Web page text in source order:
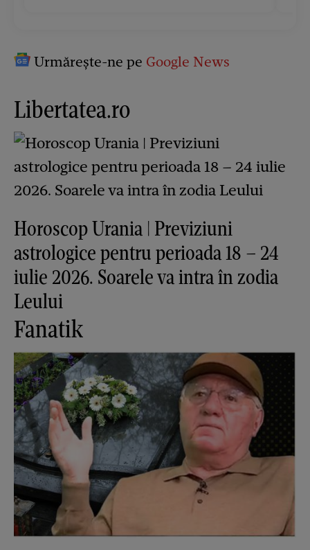
Urmărește-ne pe Google News
Libertatea.ro
Horoscop Urania | Previziuni
astrologice pentru perioada 18 – 24
iulie 2026. Soarele va intra în zodia
Leului
Fanatik